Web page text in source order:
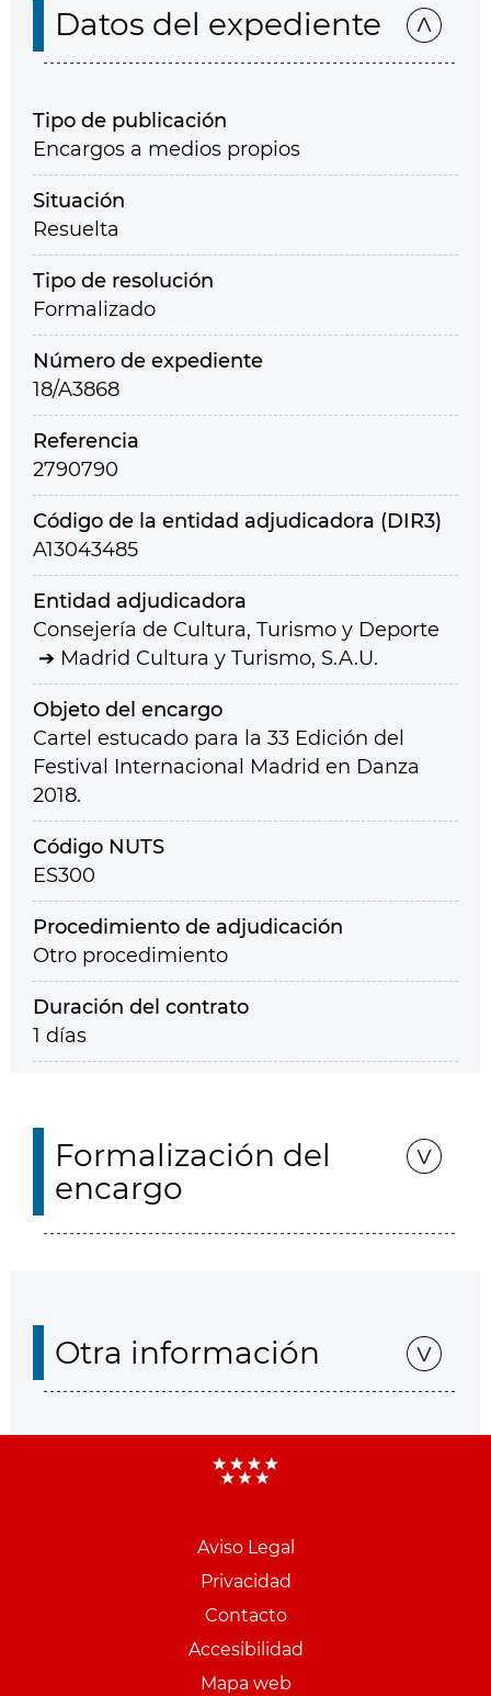
Datos del expediente
Tipo de publicación
Encargos a medios propios
Situación
Resuelta
Tipo de resolución
Formalizado
Número de expediente
18/A3868
Referencia
2790790
Código de la entidad adjudicadora (DIR3)
A13043485
Entidad adjudicadora
Consejería de Cultura, Turismo y Deporte
Madrid Cultura y Turismo, S.A.U.
Objeto del encargo
Cartel estucado para la 33 Edición del
Festival Internacional Madrid en Danza
2018.
Código NUTS
ES300
Procedimiento de adjudicación
Otro procedimiento
Duración del contrato
1 días
Formalización del
encargo
Otra información
Aviso Legal
Privacidad
Contacto
Accesibilidad
Mapa web